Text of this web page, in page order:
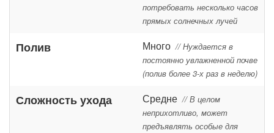
потребовать несколько часов
прямых солнечных лучей
Полив Много // Нуждается в
постоянно увлажненной почве
(полив более 3-х раз в неделю)
Сложность ухода Средне // В целом
неприхотливо, может
предъявлять особые для